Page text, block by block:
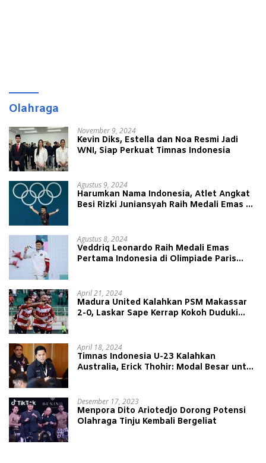
Olahraga
November 9, 2024
Kevin Diks, Estella dan Noa Resmi Jadi
WNI, Siap Perkuat Timnas Indonesia
Agustus 9, 2024
Harumkan Nama Indonesia, Atlet Angkat
Besi Rizki Juniansyah Raih Medali Emas di
Agustus 8, 2024
Veddriq Leonardo Raih Medali Emas
Pertama Indonesia di Olimpiade Paris
April 21, 2024
Madura United Kalahkan PSM Makassar
2-0, Laskar Sape Kerrap Kokoh Duduki
April 18, 2024
Timnas Indonesia U-23 Kalahkan
Australia, Erick Thohir: Modal Besar untuk
Desember 17, 2023
Menpora Dito Ariotedjo Dorong Potensi
Olahraga Tinju Kembali Bergeliat